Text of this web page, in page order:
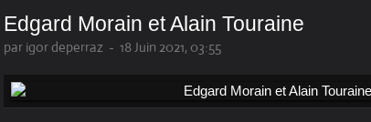
Edgard Morain et Alain Touraine
par igor deperraz - 18 Juin 2021, 03:55